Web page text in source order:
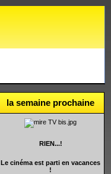
la semaine prochaine
RIEN...!
Le cinéma est parti en vacances
!